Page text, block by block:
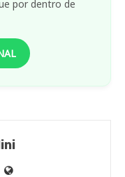
por dentro de
Site